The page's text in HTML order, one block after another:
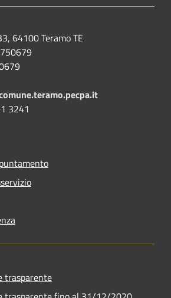
64100 Teramo TE
3241
trasparente